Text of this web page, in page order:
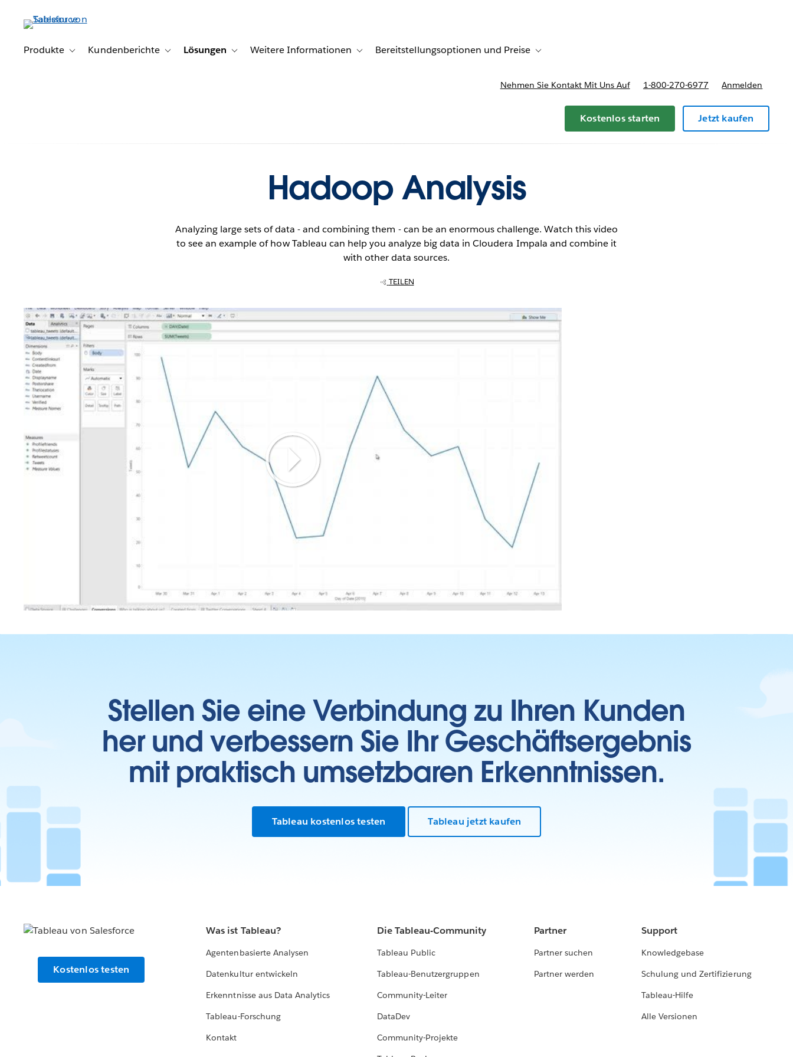
Produkte
Toggle sub-navigation for Produkte
Kundenberichte Toggle sub-navigation for Kundenberichte
Lösungen Toggle sub-navigation for Lösungen
Weitere Informationen Toggle sub-navigation for Weitere Informationen
Bereitstellungsoptionen und Preise Toggle sub-navigation for Bereitstellungsoptionen und Preise
Nehmen Sie Kontakt Mit Uns Auf 1-800-270-6977 Anmelden
Kostenlos starten Jetzt kaufen
Hadoop Analysis
Analyzing large sets of data - and combining them - can be an enormous challenge. Watch this video
to see an example of how Tableau can help you analyze big data in Cloudera Impala and combine it
with other data sources.
TEILEN
Stellen Sie eine Verbindung zu Ihren Kunden
her und verbessern Sie Ihr Geschäftsergebnis
mit praktisch umsetzbaren Erkenntnissen.
Tableau kostenlos testen Tableau jetzt kaufen
Kostenlos testen
Was ist Tableau?
Agentenbasierte Analysen
Datenkultur entwickeln
Erkenntnisse aus Data Analytics
Tableau-Forschung
Kontakt
Die Tableau-Community
Tableau Public
Tableau-Benutzergruppen
Community-Leiter
DataDev
Community-Projekte
Partner
Partner suchen
Partner werden
Support
Knowledgebase
Schulung und Zertifizierung
Tableau-Hilfe
Alle Versionen